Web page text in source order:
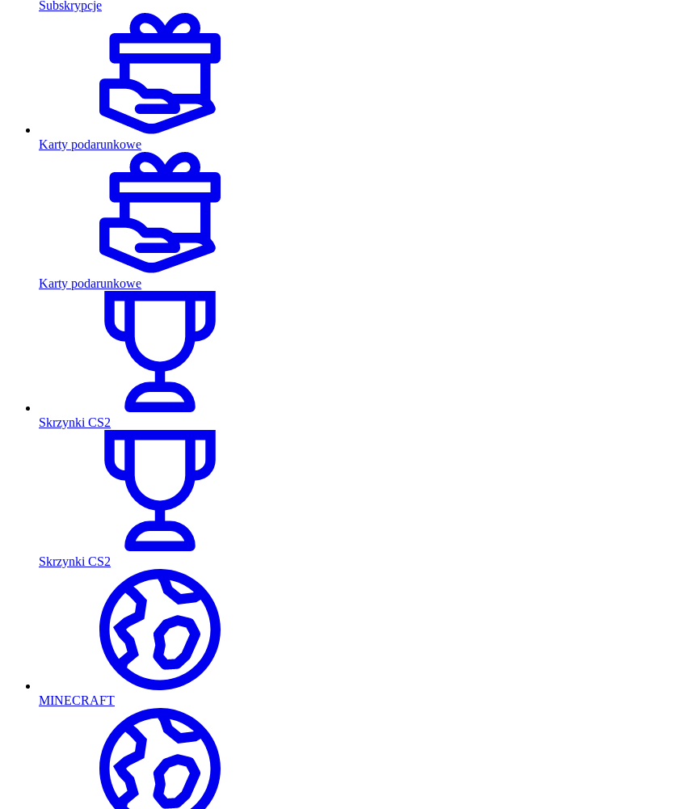
Subskrypcje
Karty podarunkowe
Karty podarunkowe
Skrzynki CS2
Skrzynki CS2
MINECRAFT